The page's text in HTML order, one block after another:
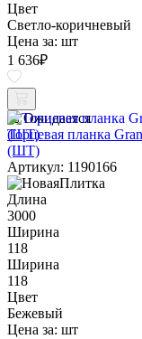
Цвет
Светло-коричневый
Цена за: шт
1 636₽
Ожидается
Торцевая планка
(ШТ)
Артикул: 1190166
Длина
3000
Ширина
118
Ширина
118
Цвет
Бежевый
Цена за: шт